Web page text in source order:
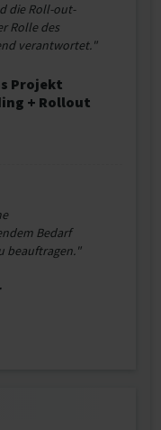
die Roll-out-
Rolle des
verantwortet."
Projekt
+ Rollout
Bedarf
beauftragen."